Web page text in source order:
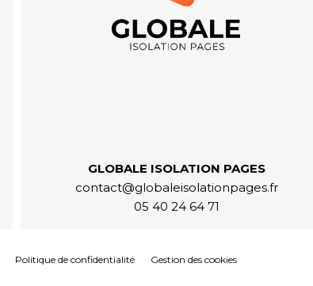
GLOBALE ISOLATION PAGES
contact@globaleisolationpages.fr
05 40 24 64 71
Politique de confidentialité Gestion des cookies